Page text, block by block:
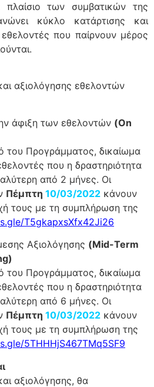
των συμβατικών της
κύκλο κατάρτισης και
που παίρνουν μέρος
αξιολόγησης εθελοντών
άφιξη των εθελοντών (On
Προγράμματος, δικαίωμα
που η δραστηριότητα
από 2 μήνες. Οι
Πέμπτη 10/03/2022 κάνουν
τους με τη συμπλήρωση της
T5gkapxsXfx42Ji26
Αξιολόγησης (Mid-Term
Προγράμματος, δικαίωμα
που η δραστηριότητα
από 6 μήνες. Οι
Πέμπτη 10/03/2022 κάνουν
τους με τη συμπλήρωση της
5THHHjS467TMq5SF9
αξιολόγησης, θα